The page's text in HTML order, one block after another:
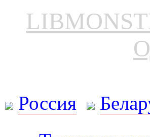
Россия